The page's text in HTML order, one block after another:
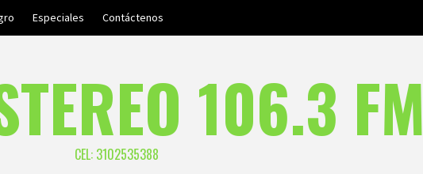
Especiales Contáctenos
106.3 FM
CEL: 3102535388